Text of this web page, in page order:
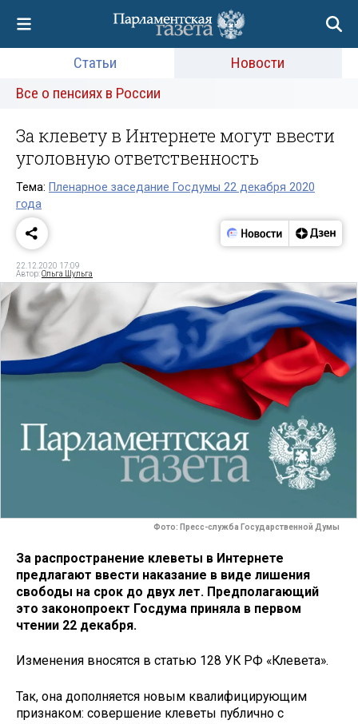
Статьи
Новости
Все о пенсиях в России
За клевету в Интернете могут ввести
уголовную ответственность
Тема: Пленарное заседание Госдумы 22 декабря 2020
года
22.12.2020 17:09
Автор:Ольга Шульга
Фото: Пресс-служба Государственной Думы
За распространение клеветы в Интернете
предлагают ввести наказание в виде лишения
свободы на срок до двух лет. Предполагающий
это законопроект Госдума приняла в первом
чтении 22 декабря.
Изменения вносятся в статью 128 УК РФ «Клевета».
Так, она дополняется новым квалифицирующим
признаком: совершение клеветы публично с